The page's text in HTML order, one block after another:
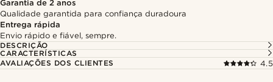
Garantia de 2 anos
Qualidade garantida para confiança duradoura
Entrega rápida
Envio rápido e fiável, sempre.
DESCRIÇÃO
CARACTERÍSTICAS
AVALIAÇÕES DOS CLIENTES
4.5